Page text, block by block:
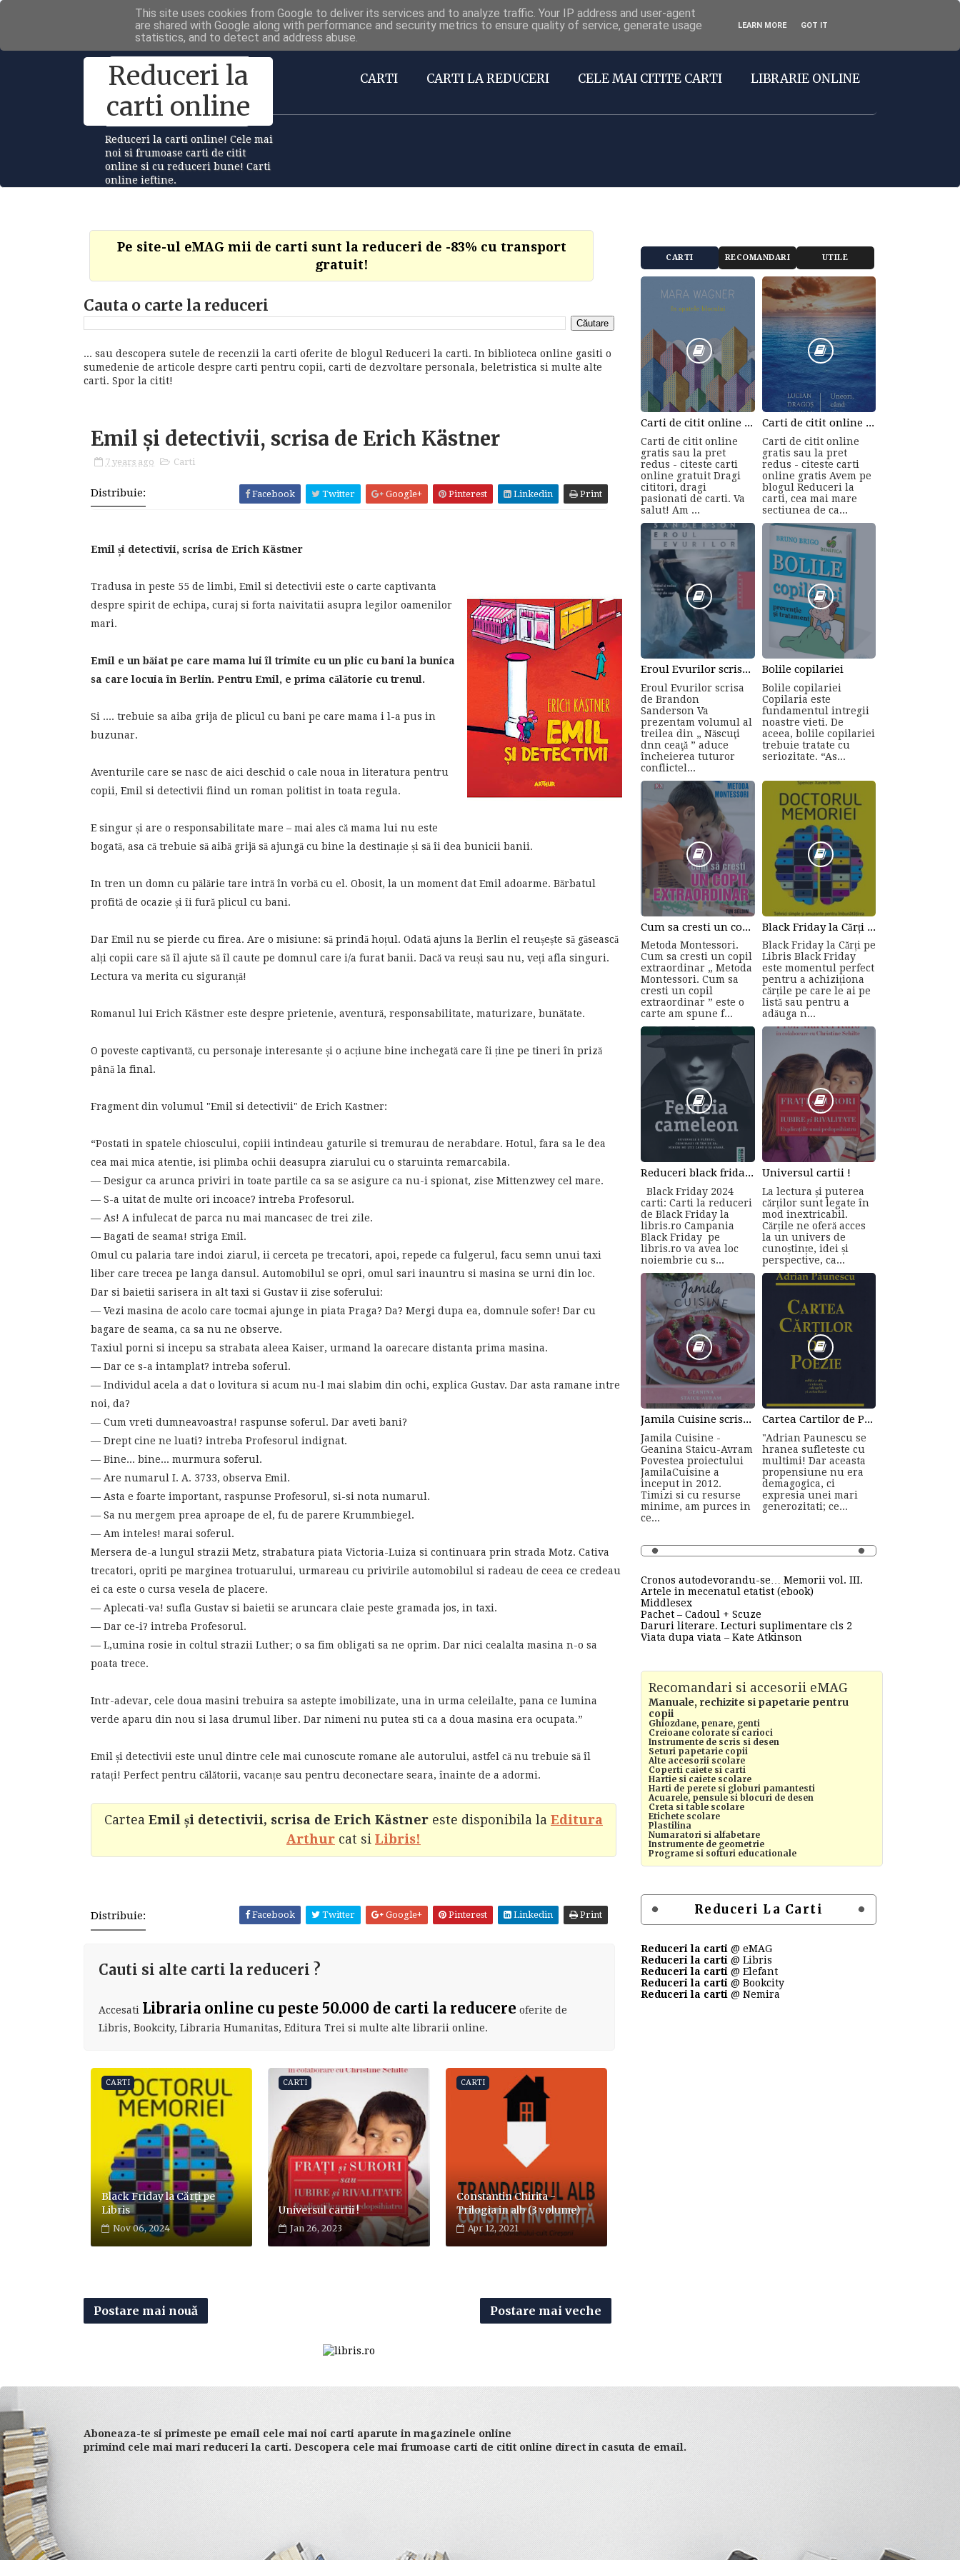
Carti la reduceri @Facebook
Reduceri la
carti online
Reduceri la carti online! Cele mai
noi si frumoase carti de citit
online si cu reduceri bune! Carti
online ieftine.
CARTI CARTI LA REDUCERI CELE MAI CITITE CARTI LIBRARIE ONLINE
Pe site-ul eMAG mii de carti sunt la reduceri de -83% cu transport
gratuit!
Cauta o carte la reduceri
... sau descopera sutele de recenzii la carti oferite de blogul Reduceri la carti. In biblioteca online gasiti o
sumedenie de articole despre carti pentru copii, carti de dezvoltare personala, beletristica si multe alte
carti. Spor la citit!
Emil și detectivii, scrisa de Erich Kästner
7 years ago Carti
Distribuie: Facebook Twitter Google+ Pinterest Linkedin Print
Emil și detectivii, scrisa de Erich Kästner
Tradusa in peste 55 de limbi, Emil si detectivii este o carte captivanta
despre spirit de echipa, curaj si forta naivitatii asupra legilor oamenilor
mari.
Emil e un băiat pe care mama lui îl trimite cu un plic cu bani la bunica
sa care locuia în Berlin. Pentru Emil, e prima călătorie cu trenul.
Si .... trebuie sa aiba grija de plicul cu bani pe care mama i l-a pus in
buzunar.
Aventurile care se nasc de aici deschid o cale noua in literatura pentru
copii, Emil si detectivii fiind un roman politist in toata regula.
E singur și are o responsabilitate mare – mai ales că mama lui nu este
bogată, asa că trebuie să aibă grijă să ajungă cu bine la destinație și să îi dea bunicii banii.
In tren un domn cu pălărie tare intră în vorbă cu el. Obosit, la un moment dat Emil adoarme. Bărbatul
profită de ocazie și îi fură plicul cu bani.
Dar Emil nu se pierde cu firea. Are o misiune: să prindă hoțul. Odată ajuns la Berlin el reușește să găsească
alți copii care să îl ajute să îl caute pe domnul care i/a furat banii. Dacă va reuși sau nu, veți afla singuri.
Lectura va merita cu siguranță!
Romanul lui Erich Kästner este despre prietenie, aventură, responsabilitate, maturizare, bunătate.
O poveste captivantă, cu personaje interesante și o acțiune bine inchegată care îi ține pe tineri în priză
până la final.
Fragment din volumul "Emil si detectivii" de Erich Kastner:
“Postati in spatele chioscului, copiii intindeau gaturile si tremurau de nerabdare. Hotul, fara sa le dea
cea mai mica atentie, isi plimba ochii deasupra ziarului cu o staruinta remarcabila.
— Desigur ca arunca priviri in toate partile ca sa se asigure ca nu-i spionat, zise Mittenzwey cel mare.
— S-a uitat de multe ori incoace? intreba Profesorul.
— As! A infulecat de parca nu mai mancasec de trei zile.
— Bagati de seama! striga Emil.
Omul cu palaria tare indoi ziarul, ii cerceta pe trecatori, apoi, repede ca fulgerul, facu semn unui taxi
liber care trecea pe langa dansul. Automobilul se opri, omul sari inauntru si masina se urni din loc.
Dar si baietii sarisera in alt taxi si Gustav ii zise soferului:
— Vezi masina de acolo care tocmai ajunge in piata Praga? Da? Mergi dupa ea, domnule sofer! Dar cu
bagare de seama, ca sa nu ne observe.
Taxiul porni si incepu sa strabata aleea Kaiser, urmand la oarecare distanta prima masina.
— Dar ce s-a intamplat? intreba soferul.
— Individul acela a dat o lovitura si acum nu-l mai slabim din ochi, explica Gustav. Dar asta ramane intre
noi, da?
— Cum vreti dumneavoastra! raspunse soferul. Dar aveti bani?
— Drept cine ne luati? intreba Profesorul indignat.
— Bine... bine... murmura soferul.
— Are numarul I. A. 3733, observa Emil.
— Asta e foarte important, raspunse Profesorul, si-si nota numarul.
— Sa nu mergem prea aproape de el, fu de parere Krummbiegel.
— Am inteles! marai soferul.
Mersera de-a lungul strazii Metz, strabatura piata Victoria-Luiza si continuara prin strada Motz. Cativa
trecatori, opriti pe marginea trotuarului, urmareau cu privirile automobilul si radeau de ceea ce credeau
ei ca este o cursa vesela de placere.
— Aplecati-va! sufla Gustav si baietii se aruncara claie peste gramada jos, in taxi.
— Dar ce-i? intreba Profesorul.
— L,umina rosie in coltul strazii Luther; o sa fim obligati sa ne oprim. Dar nici cealalta masina n-o sa
poata trece.
Intr-adevar, cele doua masini trebuira sa astepte imobilizate, una in urma celeilalte, pana ce lumina
verde aparu din nou si lasa drumul liber. Dar nimeni nu putea sti ca a doua masina era ocupata.”
Emil și detectivii este unul dintre cele mai cunoscute romane ale autorului, astfel că nu trebuie să îl
ratați! Perfect pentru călătorii, vacanțe sau pentru deconectare seara, înainte de a adormi.
Cartea Emil și detectivii, scrisa de Erich Kästner este disponibila la Editura
Arthurcat si Libris!
Distribuie: Facebook Twitter Google+ Pinterest Linkedin Print
Cauti si alte carti la reduceri ?
Accesati Libraria online cu peste 50.000 de carti la reducere oferite de
Libris, Bookcity, Libraria Humanitas, Editura Trei si multe alte librarii online.
CARTI
Black Friday la Cărți pe
Libris
Nov 06, 2024
CARTI
Universul cartii !
Jan 26, 2023
CARTI
Constantin Chirita -
Trilogia in alb (3 volume)
Apr 12, 2021
Postare mai nouă Postare mai veche
CARTI RECOMANDARI UTILE
Carti de citit online gratis sau la pret redus - citeste carti online gratuit din cele mai mari librarii online!
Carti de citit online
gratis sau la pret
redus - citeste carti
online gratuit Dragi
cititori, dragi
pasionati de carti. Va
salut! Am ...
Carti de citit online gratis sau la pret redus - citeste carti online gratis
Carti de citit online
gratis sau la pret
redus - citeste carti
online gratis Avem pe
blogul Reduceri la
carti, cea mai mare
sectiunea de ca...
Eroul Evurilor scrisa de Brandon Sanderson (Volumul 3)
Eroul Evurilor scrisa
de Brandon
Sanderson Va
prezentam volumul al
treilea din „ Născuţi
dnn ceaţă ” aduce
încheierea tuturor
conflictel...
Bolile copilariei
Bolile copilariei
Copilaria este
fundamentul intregii
noastre vieti. De
aceea, bolile copilariei
trebuie tratate cu
seriozitate. “As...
Cum sa cresti un copil...
Metoda Montessori.
Cum sa cresti un copil
extraordinar „ Metoda
Montessori. Cum sa
cresti un copil
extraordinar ” este o
carte am spune f...
Black Friday la Cărți pe Libris
Black Friday la Cărți pe
Libris Black Friday
este momentul perfect
pentru a achiziționa
cărțile pe care le ai pe
listă sau pentru a
adăuga n...
Reduceri black friday la carti online
Black Friday 2024
carti: Carti la reduceri
de Black Friday la
libris.ro Campania
Black Friday pe
libris.ro va avea loc
noiembrie cu s...
Universul cartii !
La lectura și puterea
cărților sunt legate în
mod inextricabil.
Cărțile ne oferă acces
la un univers de
cunoștințe, idei și
perspective, ca...
Jamila Cuisine scrisa de Geanina Staicu-Avram
Jamila Cuisine -
Geanina Staicu-Avram
Povestea proiectului
JamilaCuisine a
inceput in 2012.
Timizi si cu resurse
minime, am purces in
ce...
Cartea Cartilor de Poezie de Adrian Paunescu
"Adrian Paunescu se
hranea sufleteste cu
multimi! Dar aceasta
propensiune nu era
demagogica, ci
expresia unei mari
generozitati; ce...
Cronos autodevorandu-se… Memorii vol. III.
Artele in mecenatul etatist (ebook)
Middlesex
Pachet – Cadoul + Scuze
Daruri literare. Lecturi suplimentare cls 2
Viata dupa viata – Kate Atkinson
Recomandari si accesorii eMAG
Manuale, rechizite si papetarie pentru
copii
Ghiozdane, penare, genti
Creioane colorate si carioci
Instrumente de scris si desen
Seturi papetarie copii
Alte accesorii scolare
Coperti caiete si carti
Hartie si caiete scolare
Harti de perete si globuri pamantesti
Acuarele, pensule si blocuri de desen
Creta si table scolare
Etichete scolare
Plastilina
Numaratori si alfabetare
Instrumente de geometrie
Programe si softuri educationale
Reduceri La Carti
Reduceri la carti @ eMAG
Reduceri la carti @ Libris
Reduceri la carti @ Elefant
Reduceri la carti @ Bookcity
Reduceri la carti @ Nemira
Aboneaza-te si primeste pe email cele mai noi carti aparute in magazinele online
primind cele mai mari reduceri la carti. Descopera cele mai frumoase carti de citit online direct in casuta de email.
This site uses cookies from Google to deliver its services and to analyze traffic. Your IP address and user-agent
are shared with Google along with performance and security metrics to ensure quality of service, generate usage
statistics, and to detect and address abuse.
LEARN MORE GOT IT